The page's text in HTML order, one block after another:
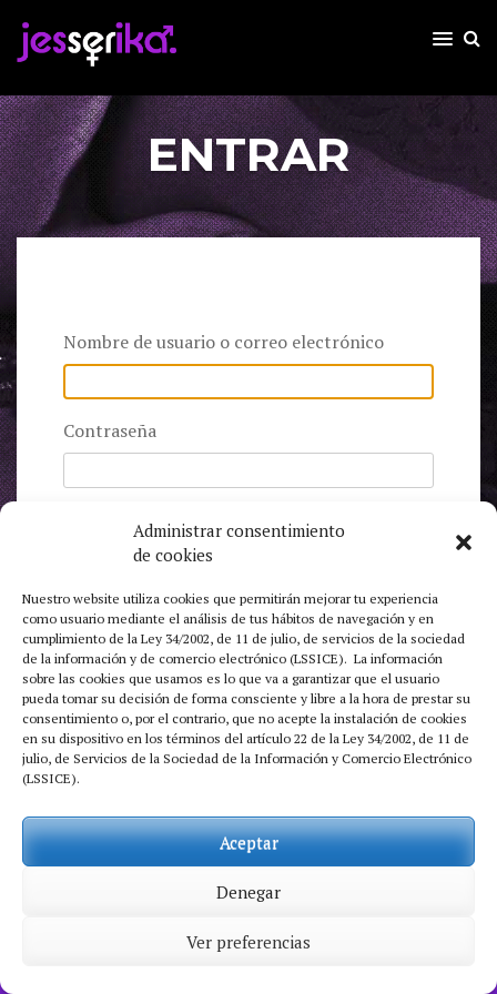
Administrar consentimiento
de cookies
Nuestro website utiliza cookies que permitirán mejorar tu experiencia
como usuario mediante el análisis de tus hábitos de navegación y en
cumplimiento de la Ley 34/2002, de 11 de julio, de servicios de la sociedad
de la información y de comercio electrónico (LSSICE). La información
sobre las cookies que usamos es lo que va a garantizar que el usuario
pueda tomar su decisión de forma consciente y libre a la hora de prestar su
consentimiento o, por el contrario, que no acepte la instalación de cookies
en su dispositivo en los términos del artículo 22 de la Ley 34/2002, de 11 de
julio, de Servicios de la Sociedad de la Información y Comercio Electrónico
(LSSICE).
Aceptar
Denegar
Ver preferencias
ENTRAR
Nombre de usuario o correo electrónico
Contraseña
Recuérdame
¿Has olvidado tu contraseña?
Descarga los relatos en tu tablet o
ebook reader. Consigue descuentos
exclusivos en juguetes eróticos.
Recibe las últimas publicaciones en